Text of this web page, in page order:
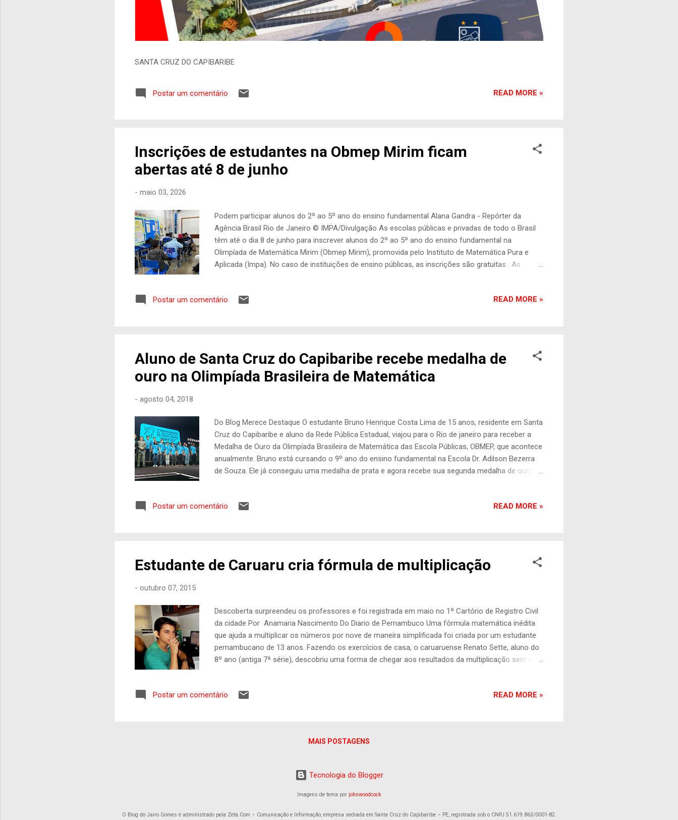
SANTA CRUZ DO CAPIBARIBE
Postar um comentário READ MORE »
Inscrições de estudantes na Obmep Mirim ficam
abertas até 8 de junho
- maio 03, 2026
Podem participar alunos do 2º ao 5º ano do ensino fundamental Alana Gandra - Repórter da
Agência Brasil Rio de Janeiro © IMPA/Divulgação As escolas públicas e privadas de todo o Brasil
têm até o dia 8 de junho para inscrever alunos do 2º ao 5º ano do ensino fundamental na
Olimpíada de Matemática Mirim (Obmep Mirim), promovida pelo Instituto de Matemática Pura e
Aplicada (Impa). No caso de instituições de ensino públicas, as inscrições são gratuitas . As
secretarias de Educação por meio do site oficial da olimpíada , utilizando o código
Postar um comentário READ MORE »
Aluno de Santa Cruz do Capibaribe recebe medalha de
ouro na Olimpíada Brasileira de Matemática
- agosto 04, 2018
Do Blog Merece Destaque O estudante Bruno Henrique Costa Lima de 15 anos, residente em Santa
Cruz do Capibaribe e aluno da Rede Pública Estadual, viajou para o Rio de janeiro para receber a
Medalha de Ouro da Olimpíada Brasileira de Matemática das Escola Públicas, OBMEP, que acontece
anualmente. Bruno está cursando o 9º ano do ensino fundamental na Escola Dr. Adilson Bezerra
de Souza. Ele já conseguiu uma medalha de prata e agora recebe sua segunda medalha de ouro na
será divulgado no dia 13 de agosto. Confira a lista dos alunos premiados clicando AQUI .
Postar um comentário READ MORE »
Estudante de Caruaru cria fórmula de multiplicação
- outubro 07, 2015
Descoberta surpreendeu os professores e foi registrada em maio no 1º Cartório de Registro Civil
da cidade Por Anamaria Nascimento Do Diario de Pernambuco Uma fórmula matemática inédita
que ajuda a multiplicar os números por nove de maneira simplificada foi criada por um estudante
pernambucano de 13 anos. Fazendo os exercícios de casa, o caruaruense Renato Sette, aluno do
8º ano (antiga 7ª série), descobriu uma forma de chegar aos resultados da multiplicação sem usar
maio, no 1º Cartório de Registro Civil de Caruaru pelo pai, o procurador federal José de Barros
Postar um comentário READ MORE »
MAIS POSTAGENS
Tecnologia do Blogger
Imagens de tema por johnwoodcock
O Blog do Jairo Gomes é administrado pela Zeta.Com – Comunicação e Informação, empresa sediada em Santa Cruz do Capibaribe – PE, registrada sob o CNPJ 51.619.863/0001-82.